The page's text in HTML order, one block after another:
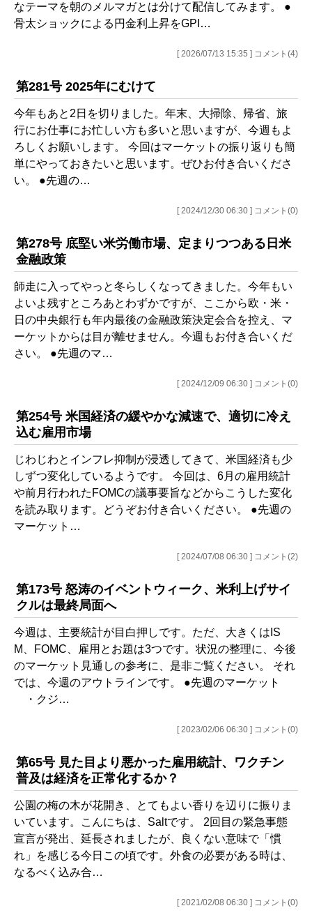
なテーマを朝のメルマガとは分けて配信してみます。 ●
骨太ショックによる円金利上昇をGPI…
[ 2026/07/13 15:35 ] コメント(4)
第281号 2025年にむけて
今年もあと2日を切りました。年末、大掃除、帰省、旅
行にお仕事にお忙しい方も多いと思いますが、今週もよ
ろしくお願いします。 今回はマーケットの振り返りも簡
単にやっておきたいと思います。ぜひお付き合いくださ
い。 ●先週の…
[ 2024/12/30 06:30 ] コメント(0)
第278号 底堅い米労働市場、定まりつつある日米
金融政策
師走に入ってやっと冬らしくなってきました。今年もい
よいよ残すところあとわずかですが、ここから欧・米・
日の中央銀行も年内最後の金融政策決定会合を控え、マ
ーケットからは目が離せません。今週もお付き合いくだ
さい。 ●先週のマ…
[ 2024/12/09 06:30 ] コメント(0)
第254号 米国経済の緩やかな減速で、適切に冷え
込む雇用市場
じわじわとインフレ抑制が浸透してきて、米国経済も少
しずつ変化しているようです。 今回は、6月の雇用統計
や前月行われたFOMCの議事要旨などからこうした変化
を読み取ります。どうぞお付き合いください。 ●先週の
マーケット…
[ 2024/07/08 06:30 ] コメント(2)
第173号 怒涛のイベントウィーク、米利上げサイ
クルは最終局面へ
今週は、主要統計が目白押しです。ただ、大きくはIS
M、FOMC、雇用とお題は3つです。状況の整理に、今後
のマーケット見通しの参考に、是非ご覧ください。 それ
では、今週のアウトラインです。 ●先週のマーケット
・クジ…
[ 2023/02/06 06:30 ] コメント(0)
第65号 見た目より悪かった雇用統計、ワクチン
普及は経済を正常化するか？
公園の梅の木が花開き、とてもよい香りを辺りに振りま
いています。こんにちは、Saltです。 2回目の緊急事態
宣言が発出、延長されましたが、良くない意味で「慣
れ」を感じる今日この頃です。外食の必要がある時は、
なるべく込み合…
[ 2021/02/08 06:30 ] コメント(0)